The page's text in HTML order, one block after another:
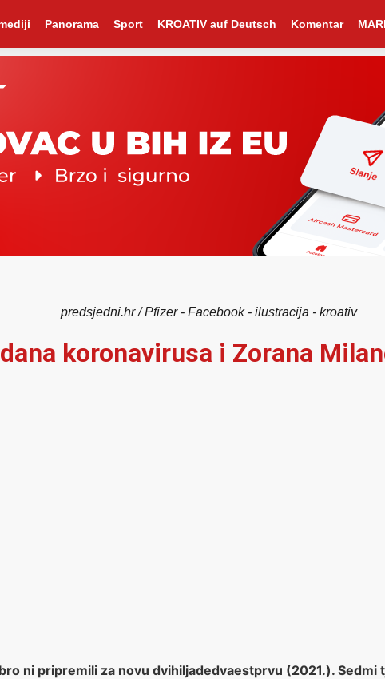
Panorama Sport KROATIV auf Deutsch Komentar
predsjedni.hr / Pfizer - Facebook - ilustracija - kroativ
koronavirusa i Zorana
ni pripremili za novu dvihiljadedvaestprvu (2021.).